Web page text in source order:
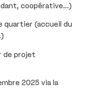
coopérative…)
(accueil du
de projet
2025 via la